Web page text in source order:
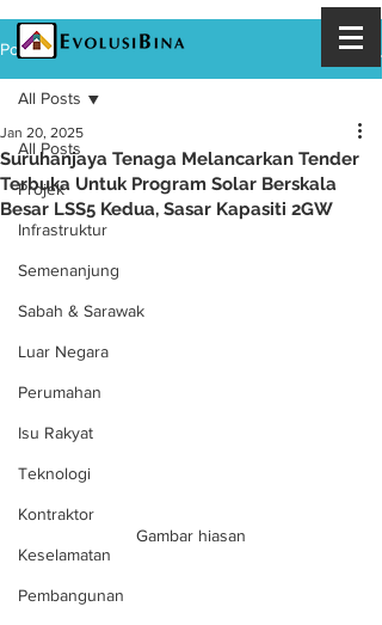
Post
All Posts
Projek
Infrastruktur
Semenanjung
Sabah & Sarawak
Luar Negara
Perumahan
Isu Rakyat
Teknologi
Kontraktor
Keselamatan
Pembangunan
All Posts
Suruhanjaya Tenaga Melancarkan Tender
Terbuka Untuk Program Solar Berskala
Besar LSS5 Kedua, Sasar Kapasiti 2GW
Jan 20, 2025
Gambar hiasan